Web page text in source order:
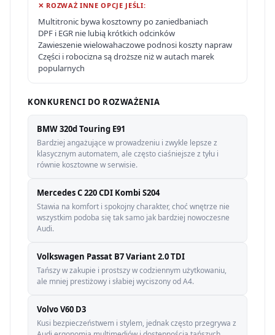
✕ ROZWAŻ INNE OPCJE JEŚLI:
Multitronic bywa kosztowny po zaniedbaniach
DPF i EGR nie lubią krótkich odcinków
Zawieszenie wielowahaczowe podnosi koszty napraw
Części i robocizna są droższe niż w autach marek
popularnych
KONKURENCI DO ROZWAŻENIA
BMW 320d Touring E91
Bardziej angażujące w prowadzeniu i zwykle lepsze z
klasycznym automatem, ale często ciaśniejsze z tyłu i
równie kosztowne w serwisie.
Mercedes C 220 CDI Kombi S204
Stawia na komfort i spokojny charakter, choć wnętrze nie
wszystkim podoba się tak samo jak bardziej nowoczesne
Audi.
Volkswagen Passat B7 Variant 2.0 TDI
Tańszy w zakupie i prostszy w codziennym użytkowaniu,
ale mniej prestiżowy i słabiej wyciszony od A4.
Volvo V60 D3
Kusi bezpieczeństwem i stylem, jednak często przegrywa z